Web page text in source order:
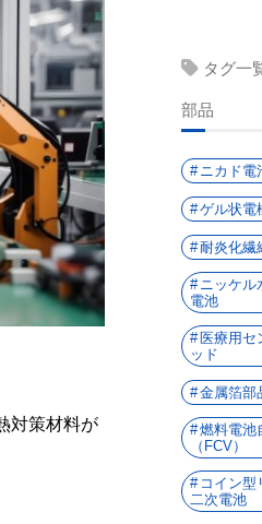
対策材料が
タグ一
部品
ニカド電
ゲル状電
耐炎化繊
ニッケル
電池
医療用セ
ッド
金属箔部
燃料電池
（FCV）
コイン型
二次電池